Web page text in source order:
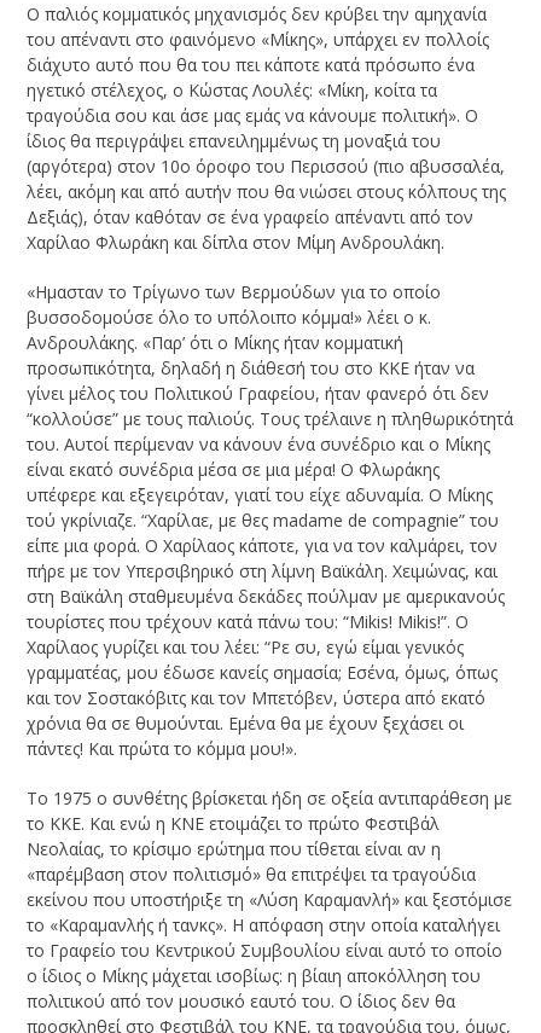
Ο παλιός κομματικός μηχανισμός δεν κρύβει την αμηχανία
του απέναντι στο φαινόμενο «Μίκης», υπάρχει εν πολλοίς
διάχυτο αυτό που θα του πει κάποτε κατά πρόσωπο ένα
ηγετικό στέλεχος, ο Κώστας Λουλές: «Μίκη, κοίτα τα
τραγούδια σου και άσε μας εμάς να κάνουμε πολιτική». Ο
ίδιος θα περιγράψει επανειλημμένως τη μοναξιά του
(αργότερα) στον 10ο όροφο του Περισσού (πιο αβυσσαλέα,
λέει, ακόμη και από αυτήν που θα νιώσει στους κόλπους της
Δεξιάς), όταν καθόταν σε ένα γραφείο απέναντι από τον
Χαρίλαο Φλωράκη και δίπλα στον Μίμη Ανδρουλάκη.
«Ημασταν το Τρίγωνο των Βερμούδων για το οποίο
βυσσοδομούσε όλο το υπόλοιπο κόμμα!» λέει ο κ.
Ανδρουλάκης. «Παρ’ ότι ο Μίκης ήταν κομματική
προσωπικότητα, δηλαδή η διάθεσή του στο ΚΚΕ ήταν να
γίνει μέλος του Πολιτικού Γραφείου, ήταν φανερό ότι δεν
“κολλούσε” με τους παλιούς. Τους τρέλαινε η πληθωρικότητά
του. Αυτοί περίμεναν να κάνουν ένα συνέδριο και ο Μίκης
είναι εκατό συνέδρια μέσα σε μια μέρα! Ο Φλωράκης
υπέφερε και εξεγειρόταν, γιατί του είχε αδυναμία. Ο Μίκης
τού γκρίνιαζε. “Χαρίλαε, με θες madame de compagnie” του
είπε μια φορά. Ο Χαρίλαος κάποτε, για να τον καλμάρει, τον
πήρε με τον Yπερσιβηρικό στη λίμνη Βαϊκάλη. Χειμώνας, και
στη Βαϊκάλη σταθμευμένα δεκάδες πούλμαν με αμερικανούς
τουρίστες που τρέχουν κατά πάνω του: “Μikis! Mikis!”. Ο
Χαρίλαος γυρίζει και του λέει: “Ρε συ, εγώ είμαι γενικός
γραμματέας, μου έδωσε κανείς σημασία; Εσένα, όμως, όπως
και τον Σοστακόβιτς και τον Μπετόβεν, ύστερα από εκατό
χρόνια θα σε θυμούνται. Εμένα θα με έχουν ξεχάσει οι
πάντες! Και πρώτα το κόμμα μου!».
Το 1975 ο συνθέτης βρίσκεται ήδη σε οξεία αντιπαράθεση με
το ΚΚΕ. Και ενώ η ΚΝΕ ετοιμάζει το πρώτο Φεστιβάλ
Νεολαίας, το κρίσιμο ερώτημα που τίθεται είναι αν η
«παρέμβαση στον πολιτισμό» θα επιτρέψει τα τραγούδια
εκείνου που υποστήριξε τη «Λύση Καραμανλή» και ξεστόμισε
το «Καραμανλής ή τανκς». Η απόφαση στην οποία καταλήγει
το Γραφείο του Κεντρικού Συμβουλίου είναι αυτό το οποίο
ο ίδιος ο Μίκης μάχεται ισοβίως: η βίαιη αποκόλληση του
πολιτικού από τον μουσικό εαυτό του. Ο ίδιος δεν θα
προσκληθεί στο Φεστιβάλ του ΚΝΕ, τα τραγούδια του, όμως,